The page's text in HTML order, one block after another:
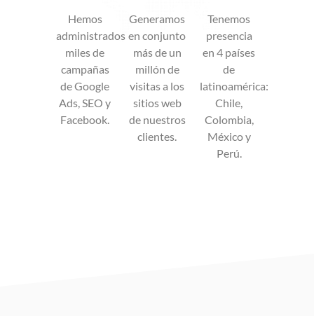
Hemos
administrados
miles de
campañas
de Google
Ads, SEO y
Facebook.
Generamos
en conjunto
más de un
millón de
visitas a los
sitios web
de nuestros
clientes.
Tenemos
presencia
en 4 países
de
latinoamérica:
Chile,
Colombia,
México y
Perú.